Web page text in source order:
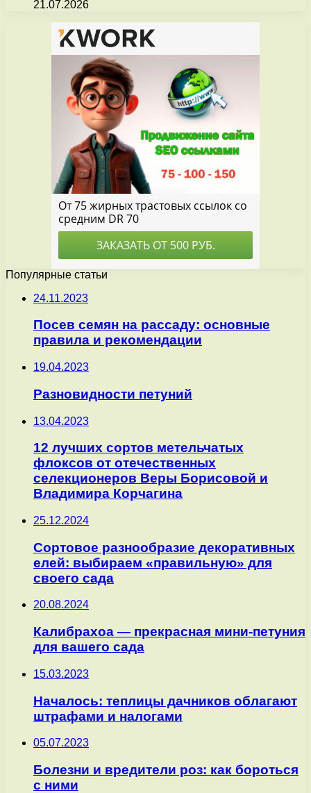
21.07.2026
Популярные статьи
24.11.2023
Посев семян на рассаду: основные
правила и рекомендации
19.04.2023
Разновидности петуний
13.04.2023
12 лучших сортов метельчатых
флоксов от отечественных
селекционеров Веры Борисовой и
Владимира Корчагина
25.12.2024
Сортовое разнообразие декоративных
елей: выбираем «правильную» для
своего сада
20.08.2024
Калибрахоа — прекрасная мини-петуния
для вашего сада
15.03.2023
Началось: теплицы дачников облагают
штрафами и налогами
05.07.2023
Болезни и вредители роз: как бороться
с ними